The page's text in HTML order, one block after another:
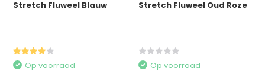
Stretch Fluweel Blauw
Op voorraad
Stretch Fluweel Oud Roze
Op voorraad